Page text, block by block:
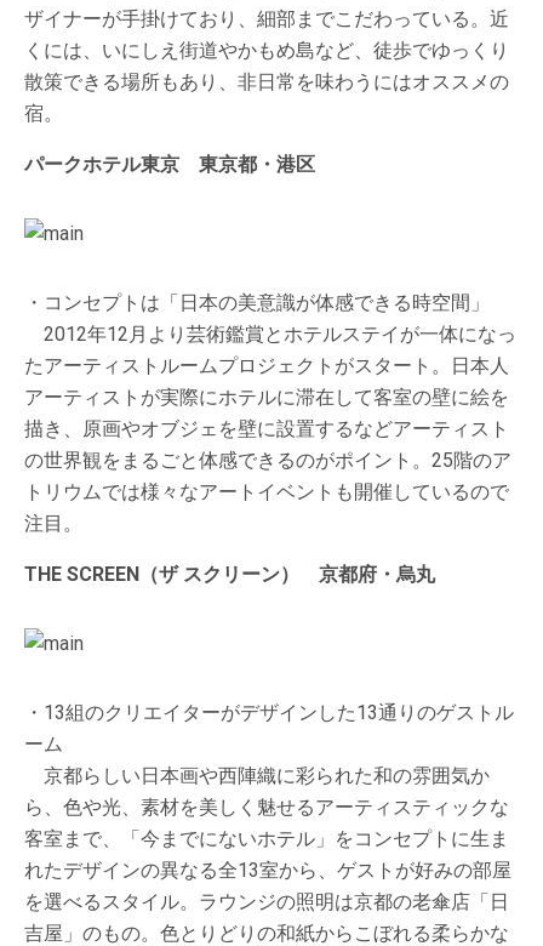
ザイナーが手掛けており、細部までこだわっている。近
くには、いにしえ街道やかもめ島など、徒歩でゆっくり
散策できる場所もあり、非日常を味わうにはオススメの
宿。
パークホテル東京 東京都・港区
・コンセプトは「日本の美意識が体感できる時空間」
2012年12月より芸術鑑賞とホテルステイが一体になっ
たアーティストルームプロジェクトがスタート。日本人
アーティストが実際にホテルに滞在して客室の壁に絵を
描き、原画やオブジェを壁に設置するなどアーティスト
の世界観をまるごと体感できるのがポイント。25階のア
トリウムでは様々なアートイベントも開催しているので
注目。
THE SCREEN（ザ スクリーン） 京都府・烏丸
・13組のクリエイターがデザインした13通りのゲストル
ーム
京都らしい日本画や西陣織に彩られた和の雰囲気か
ら、色や光、素材を美しく魅せるアーティスティックな
客室まで、「今までにないホテル」をコンセプトに生ま
れたデザインの異なる全13室から、ゲストが好みの部屋
を選べるスタイル。ラウンジの照明は京都の老傘店「日
吉屋」のもの。色とりどりの和紙からこぼれる柔らかな